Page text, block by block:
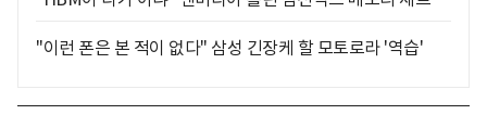
"이런 폰은 본 적이 없다" 삼성 긴장케 할 모토로라 '역습'